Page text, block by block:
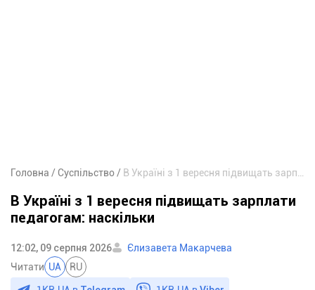
Головна Суспільство
В Україні з 1 вересня підвищать зарплати
педагогам: наскільки
12:02, 09 серпня 2026
Єлизавета Макарчева
Читати UA RU